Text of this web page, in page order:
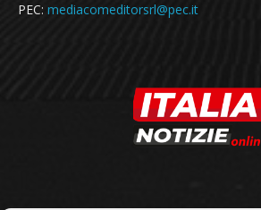
PEC: mediacomeditorsrl@pec.it